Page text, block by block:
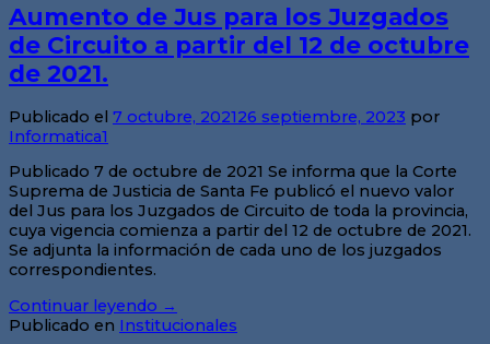
Aumento de Jus para los Juzgados
de Circuito a partir del 12 de octubre
de 2021.
Publicado el 7 octubre, 202126 septiembre, 2023 por
Informatica1
Publicado 7 de octubre de 2021 Se informa que la Corte
Suprema de Justicia de Santa Fe publicó el nuevo valor
del Jus para los Juzgados de Circuito de toda la provincia,
cuya vigencia comienza a partir del 12 de octubre de 2021.
Se adjunta la información de cada uno de los juzgados
correspondientes.
Continuar leyendo →
Publicado en Institucionales